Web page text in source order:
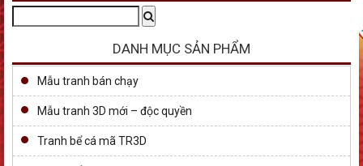
DANH MỤC SẢN PHẨM
Mẫu tranh bán chạy
Mẫu tranh 3D mới – độc quyền
Tranh bể cá mã TR3D